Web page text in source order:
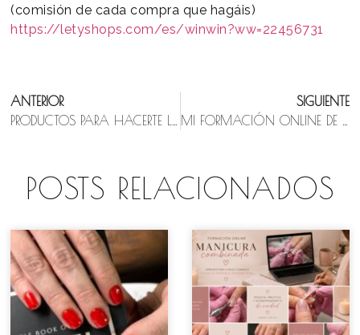
(comisión de cada compra que hagáis)
https://letyshops.com/es/winwin?ww=22456731
ANTERIOR
SIGUIENTE
POSTS RELACIONADOS